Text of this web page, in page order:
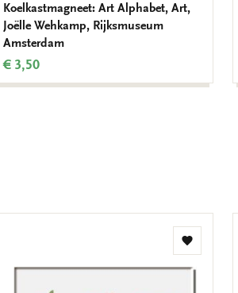
Koelkastmagneet: Art Alphabet, Art,
Joëlle Wehkamp, Rijksmuseum
Amsterdam
€ 3,50
Toevoegen